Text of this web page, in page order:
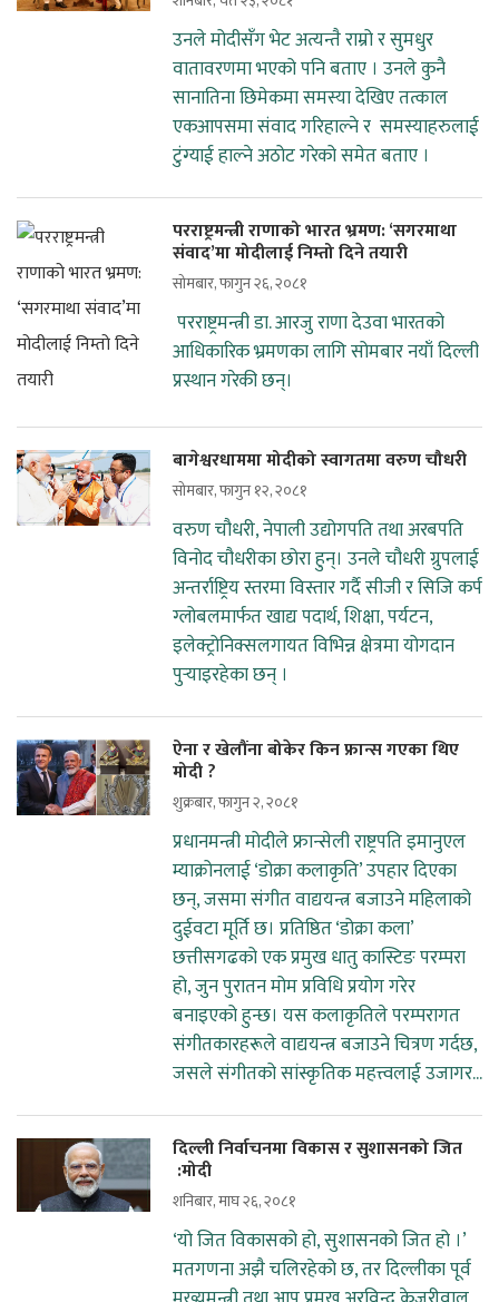
उनले मोदीसँग भेट अत्यन्तै राम्रो र सुमधुर
वातावरणमा भएको पनि बताए । उनले कुनै
सानातिना छिमेकमा समस्या देखिए तत्काल
एकआपसमा संवाद गरिहाल्ने र समस्याहरुलाई
टुंग्याई हाल्ने अठोट गरेको समेत बताए ।
परराष्ट्रमन्त्री राणाको भारत भ्रमण: ‘सगरमाथा
संवाद’मा मोदीलाई निम्तो दिने तयारी
सोमबार, फागुन २६, २०८१
परराष्ट्रमन्त्री डा. आरजु राणा देउवा भारतको
आधिकारिक भ्रमणका लागि सोमबार नयाँ दिल्ली
प्रस्थान गरेकी छन्।
बागेश्वरधाममा मोदीको स्वागतमा वरुण चौधरी
सोमबार, फागुन १२, २०८१
वरुण चौधरी, नेपाली उद्योगपति तथा अरबपति
विनोद चौधरीका छोरा हुन्। उनले चौधरी ग्रुपलाई
अन्तर्राष्ट्रिय स्तरमा विस्तार गर्दै सीजी र सिजि कर्प
ग्लोबलमार्फत खाद्य पदार्थ, शिक्षा, पर्यटन,
इलेक्ट्रोनिक्सलगायत विभिन्न क्षेत्रमा योगदान
पुर्‍याइरहेका छन् ।
ऐना र खेलौंना बोकेर किन फ्रान्स गएका थिए
मोदी ?
शुक्रबार, फागुन २, २०८१
प्रधानमन्त्री मोदीले फ्रान्सेली राष्ट्रपति इमानुएल
म्याक्रोनलाई ‘डोक्रा कलाकृति’ उपहार दिएका
छन्, जसमा संगीत वाद्ययन्त्र बजाउने महिलाको
दुईवटा मूर्ति छ। प्रतिष्ठित ‘डोक्रा कला’
छत्तीसगढको एक प्रमुख धातु कास्टिङ परम्परा
हो, जुन पुरातन मोम प्रविधि प्रयोग गरेर
बनाइएको हुन्छ। यस कलाकृतिले परम्परागत
संगीतकारहरूले वाद्ययन्त्र बजाउने चित्रण गर्दछ,
जसले संगीतको सांस्कृतिक महत्त्वलाई उजागर...
दिल्ली निर्वाचनमा विकास र सुशासनको जित
:मोदी
शनिबार, माघ २६, २०८१
‘यो जित विकासको हो, सुशासनको जित हो ।’
मतगणना अझै चलिरहेको छ, तर दिल्लीका पूर्व